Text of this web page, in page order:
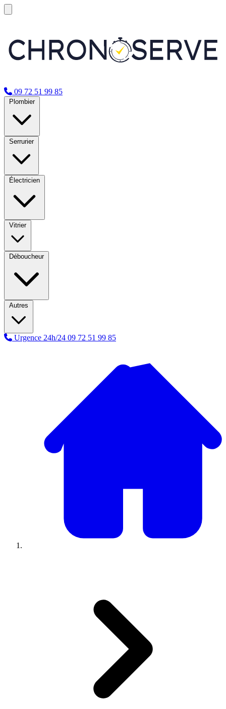
09 72 51 99 85
Plombier
Serrurier
Électricien
Vitrier
Déboucheur
Autres
Urgence 24h/24 09 72 51 99 85